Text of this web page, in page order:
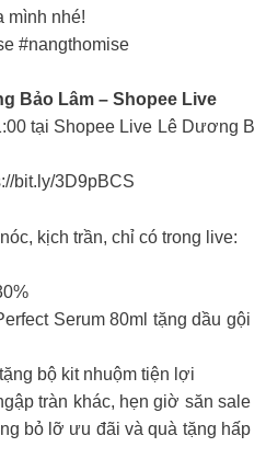
mình nhé!
#nangthomise
Bảo Lâm – Shopee Live
tại Shopee Live Lê Dương B
bit.ly/3D9pBCS
kịch trần, chỉ có trong live:
Serum 80ml tặng dầu gội
bộ kit nhuộm tiện lợi
tràn khác, hẹn giờ săn sale
bỏ lỡ ưu đãi và quà tặng hấp